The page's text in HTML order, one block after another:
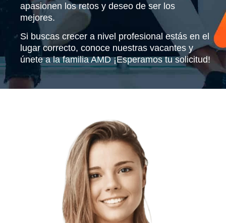
apasionen los retos y deseo de ser los
mejores.
Si buscas crecer a nivel profesional estás en el
lugar correcto, conoce nuestras vacantes y
únete a la familia AMD ¡Esperamos tu solicitud!